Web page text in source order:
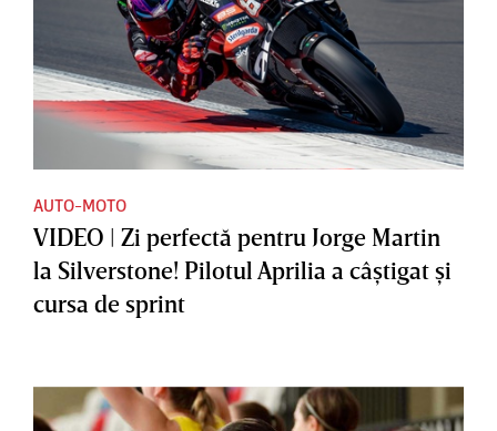
AUTO-MOTO
VIDEO | Zi perfectă pentru Jorge Martin
la Silverstone! Pilotul Aprilia a câştigat şi
cursa de sprint